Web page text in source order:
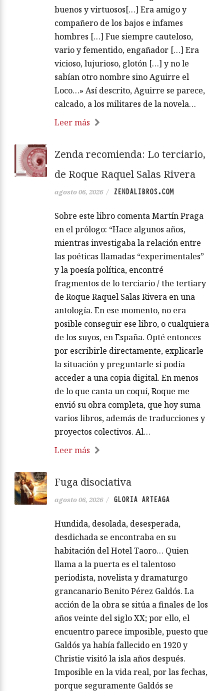
buenos y virtuosos[…] Era amigo y
compañero de los bajos e infames
hombres […] Fue siempre cauteloso,
vario y fementido, engañador […] Era
vicioso, lujurioso, glotón […] y no le
sabían otro nombre sino Aguirre el
Loco…» Así descrito, Aguirre se parece,
calcado, a los militares de la novela…
Leer más
Zenda recomienda: Lo terciario,
de Roque Raquel Salas Rivera
agosto 06, 2026 / ZENDALIBROS.COM
Sobre este libro comenta Martín Praga
en el prólogo: “Hace algunos años,
mientras investigaba la relación entre
las poéticas llamadas “experimentales”
y la poesía política, encontré
fragmentos de lo terciario / the tertiary
de Roque Raquel Salas Rivera en una
antología. En ese momento, no era
posible conseguir ese libro, o cualquiera
de los suyos, en España. Opté entonces
por escribirle directamente, explicarle
la situación y preguntarle si podía
acceder a una copia digital. En menos
de lo que canta un coquí, Roque me
envió su obra completa, que hoy suma
varios libros, además de traducciones y
proyectos colectivos. Al…
Leer más
Fuga disociativa
agosto 06, 2026 / GLORIA ARTEAGA
Hundida, desolada, desesperada,
desdichada se encontraba en su
habitación del Hotel Taoro… Quien
llama a la puerta es el talentoso
periodista, novelista y dramaturgo
grancanario Benito Pérez Galdós. La
acción de la obra se sitúa a finales de los
años veinte del siglo XX; por ello, el
encuentro parece imposible, puesto que
Galdós ya había fallecido en 1920 y
Christie visitó la isla años después.
Imposible en la vida real, por las fechas,
porque seguramente Galdós se